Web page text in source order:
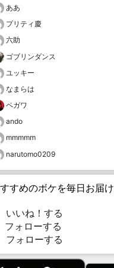
ああ
プリティ慶
六助
ゴブリンダンス
ユッキー
なまらは
ペガワ
ando
mmmmm
narutomo0209
すめのボケを毎日お届け
いいね！する
ォローする
フォローする